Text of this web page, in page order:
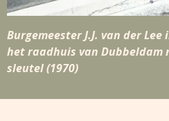
Burgemeester J.J. van der
het raadhuis van Dubbeldam
sleutel (1970)